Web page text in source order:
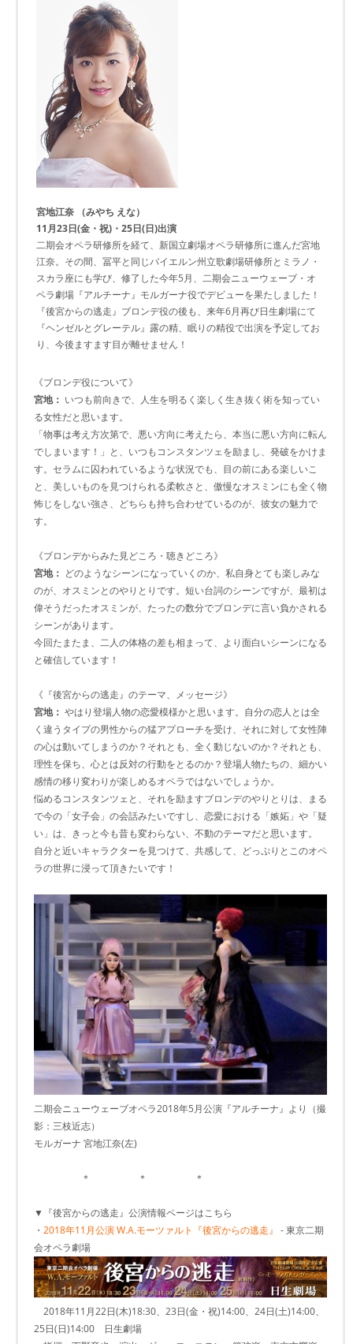
宮地江奈 （みやち えな）
11月23日(金・祝)・25日(日)出演
二期会オペラ研修所を経て、新国立劇場オペラ研修所に進んだ宮地
江奈。その間、冨平と同じバイエルン州立歌劇場研修所とミラノ・
スカラ座にも学び、修了した今年5月、二期会ニューウェーブ・オ
ペラ劇場『アルチーナ』モルガーナ役でデビューを果たしました！
『後宮からの逃走』ブロンデ役の後も、来年6月再び日生劇場にて
『ヘンゼルとグレーテル』露の精、眠りの精役で出演を予定してお
り、今後ますます目が離せません！
《ブロンデ役について》
宮地： いつも前向きで、人生を明るく楽しく生き抜く術を知ってい
る女性だと思います。
「物事は考え方次第で、悪い方向に考えたら、本当に悪い方向に転ん
でしまいます！」と、いつもコンスタンツェを励まし、発破をかけま
す。セラムに囚われているような状況でも、目の前にある楽しいこ
と、美しいものを見つけられる柔軟さと、傲慢なオスミンにも全く物
怖じをしない強さ、どちらも持ち合わせているのが、彼女の魅力で
す。
《ブロンデからみた見どころ・聴きどころ》
宮地： どのようなシーンになっていくのか、私自身とても楽しみな
のが、オスミンとのやりとりです。短い台詞のシーンですが、最初は
偉そうだったオスミンが、たったの数分でブロンデに言い負かされる
シーンがあります。
今回たまたま、二人の体格の差も相まって、より面白いシーンになる
と確信しています！
《『後宮からの逃走』のテーマ、メッセージ》
宮地： やはり登場人物の恋愛模様かと思います。自分の恋人とは全
く違うタイプの男性からの猛アプローチを受け、それに対して女性陣
の心は動いてしまうのか？それとも、全く動じないのか？それとも、
理性を保ち、心とは反対の行動をとるのか？登場人物たちの、細かい
感情の移り変わりが楽しめるオペラではないでしょうか。
悩めるコンスタンツェと、それを励ますブロンデのやりとりは、まる
で今の「女子会」の会話みたいですし、恋愛における「嫉妬」や「疑
い」は、きっと今も昔も変わらない、不動のテーマだと思います。
自分と近いキャラクターを見つけて、共感して、どっぷりとこのオペ
ラの世界に浸って頂きたいです！
二期会ニューウェーブオペラ2018年5月公演『アルチーナ』より（撮
影：三枝近志）
モルガーナ 宮地江奈(左)
＊ ＊ ＊
▼『後宮からの逃走』公演情報ページはこちら
・ 2018年11月公演 W.A.モーツァルト『後宮からの逃走』 - 東京二期
会オペラ劇場
2018年11月22日(木)18:30、23日(金・祝)14:00、24日(土)14:00、
25日(日)14:00 日生劇場